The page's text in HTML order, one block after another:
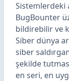
Sistemlerdeki
BugBounter
bildirebilir ve
Siber dünya
siber
şekilde
en seri, en